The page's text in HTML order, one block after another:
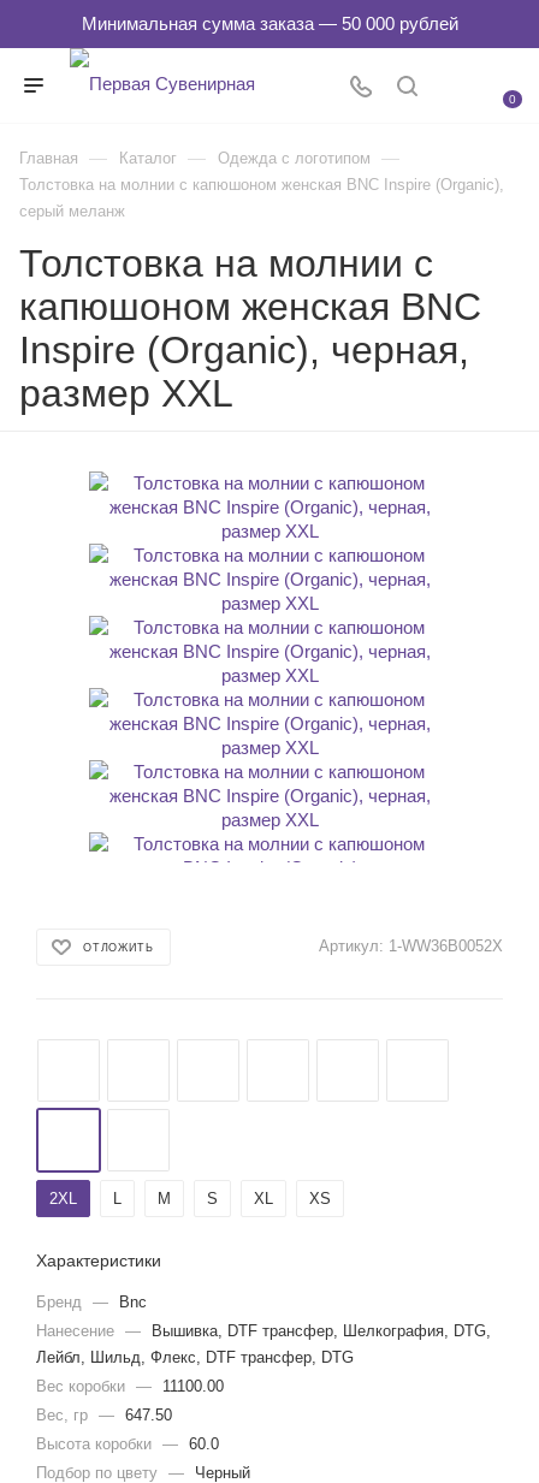
0
Главная — Каталог — Одежда с логотипом —
Толстовка на молнии с капюшоном женская BNC Inspire (Organic),
серый меланж
Толстовка на молнии с
капюшоном женская BNC
Inspire (Organic), черная,
размер XXL
ОТЛОЖИТЬ Артикул: 1-WW36B0052X
2XL L M S XL XS
Характеристики
Бренд —
Bnc
Нанесение —
Вышивка, DTF трансфер, Шелкография, DTG,
Лейбл, Шильд, Флекс, DTF трансфер, DTG
Вес коробки —
11100.00
Вес, гр — 647.50
Высота коробки — 60.0
Подбор по цвету — Черный